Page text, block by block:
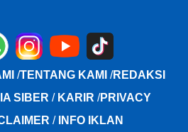
/TENTANG KAMI /REDAKSI
SIBER / KARIR /PRIVACY
/ INFO IKLAN